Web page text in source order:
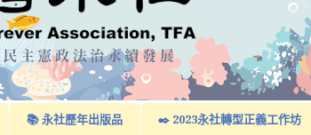
📚 永社歷年出版品 ✒️ 2023永社轉型正義工作坊